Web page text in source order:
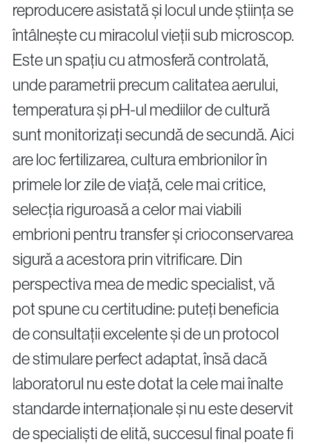
reproducere asistată și locul unde știința se
întâlnește cu miracolul vieții sub microscop.
Este un spațiu cu atmosferă controlată,
unde parametrii precum calitatea aerului,
temperatura și pH-ul mediilor de cultură
sunt monitorizați secundă de secundă. Aici
are loc fertilizarea, cultura embrionilor în
primele lor zile de viață, cele mai critice,
selecția riguroasă a celor mai viabili
embrioni pentru transfer și crioconservarea
sigură a acestora prin vitrificare. Din
perspectiva mea de medic specialist, vă
pot spune cu certitudine: puteți beneficia
de consultații excelente și de un protocol
de stimulare perfect adaptat, însă dacă
laboratorul nu este dotat la cele mai înalte
standarde internaționale și nu este deservit
de specialiști de elită, succesul final poate fi